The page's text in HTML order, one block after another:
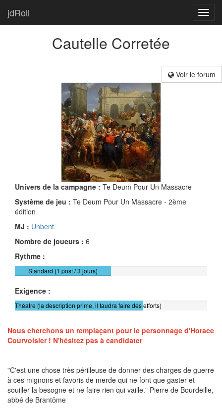
jdRoll
Cautelle Corretée
Voir le forum
Univers de la campagne : Te Deum Pour Un Massacre
Système de jeu : Te Deum Pour Un Massacre - 2ème
édition
MJ : Unbent
Nombre de joueurs : 6
Rythme :
Standard (1 post / 3 jours)
Exigence :
Théatre (la description prime, il faudra faire des efforts)
Nous cherchons un remplaçant pour le personnage d'Horace
Courvoisier ! N'hésitez pas à candidater
"C'est une chose très périlleuse de donner des charges de guerre
à ces mignons et favoris de merde qui ne font que gaster et
souiller la besogne et ne faire rien qui vaille." Pierre de Bourdeille,
abbé de Brantôme